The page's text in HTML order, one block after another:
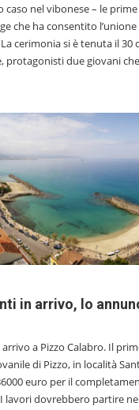
nel vibonese – le
che ha consentito
cerimonia si è tenuta il 30
protagonisti due giovani
in arrivo, lo
a Pizzo Calabro. Il
di Pizzo, in località
euro per il
lavori dovrebbero partire